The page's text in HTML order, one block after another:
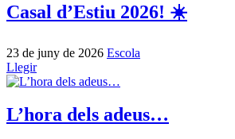
Casal d’Estiu 2026! ☀️
23 de juny de 2026 Escola
Llegir
L’hora dels adeus…